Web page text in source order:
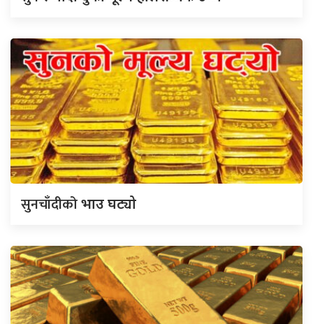
सुनचाँदीकोभाउ घट्यो